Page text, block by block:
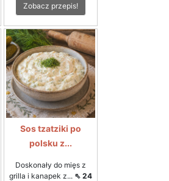
Zobacz przepis!
Sos tzatziki po
polsku z...
Doskonały do mięs z
grilla i kanapek z... ⇖ 24